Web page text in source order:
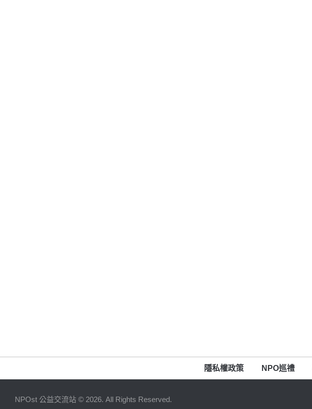
隱私權政策 NPO巡禮
NPOst 公益交流站 © 2026. All Rights Reserved.